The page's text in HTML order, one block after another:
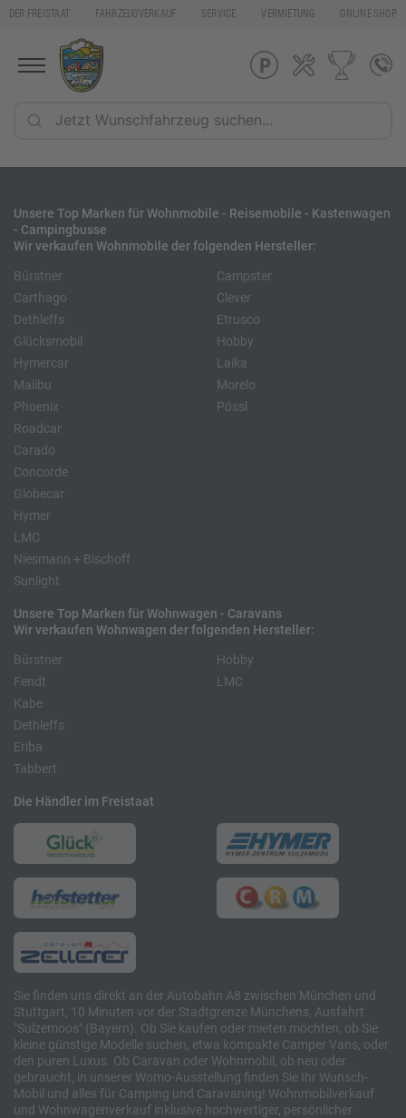
DER FREISTAAT FAHRZEUGVERKAUF SERVICE VERMIETUNG ONLINE SHOP
Unsere Top Marken für Wohnmobile - Reisemobile - Kastenwagen
- Campingbusse
Wir verkaufen Wohnmobile der folgenden Hersteller:
Bürstner
Carthago
Dethleffs
Glücksmobil
Hymercar
Malibu
Phoenix
Roadcar
Campster
Clever
Etrusco
Hobby
Laika
Morelo
Pössl
Carado
Concorde
Globecar
Hymer
LMC
Niesmann + Bischoff
Sunlight
Unsere Top Marken für Wohnwagen - Caravans
Wir verkaufen Wohnwagen der folgenden Hersteller:
Bürstner
Fendt
Kabe
Hobby
LMC
Dethleffs
Eriba
Tabbert
Die Händler im Freistaat
Sie finden uns direkt an der Autobahn A8 zwischen München und
Stuttgart, 10 Minuten vor der Stadtgrenze Münchens, Ausfahrt
"Sulzemoos" (Bayern). Ob Sie kaufen oder mieten möchten, ob Sie
kleine günstige Modelle suchen, etwa kompakte Camper Vans, oder
den puren Luxus. Ob Caravan oder Wohnmobil, ob neu oder
gebraucht, in unserer Womo-Ausstellung finden Sie Ihr Wunsch-
Mobil und alles für Camping und Caravaning! Wohnmobilverkauf
und Wohnwagenverkauf inklusive hochwertiger, persönlicher